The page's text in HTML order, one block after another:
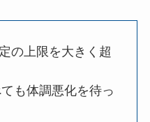
の上限を大きく超
も体調悪化を待っ